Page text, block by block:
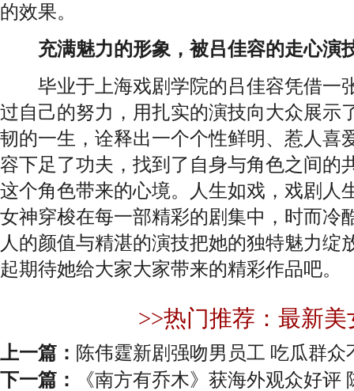
的效果。
充满魅力的形象，被吕佳容的走心演
毕业于上海戏剧学院的吕佳容凭借一
过自己的努力，用扎实的演技向大众展示
韧的一生，诠释出一个个性鲜明、惹人喜
容下足了功夫，找到了自身与角色之间的
这个角色带来的心境。人生如戏，戏剧人
女神穿梭在每一部精彩的剧集中，时而冷
人的颜值与精湛的演技把她的独特魅力绽
起期待她给大家大家带来的精彩作品吧。
>>热门推荐：最新美
上一篇： 陈伟霆新剧强吻男员工 吃瓜群众
下一篇：
《南方有乔木》获海外观众好评